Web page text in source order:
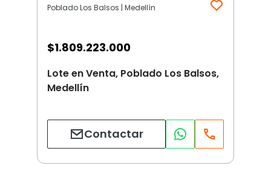
Poblado Los Balsos | Medellín
$1.809.223.000
Lote en Venta, Poblado Los Balsos,
Medellín
Contactar